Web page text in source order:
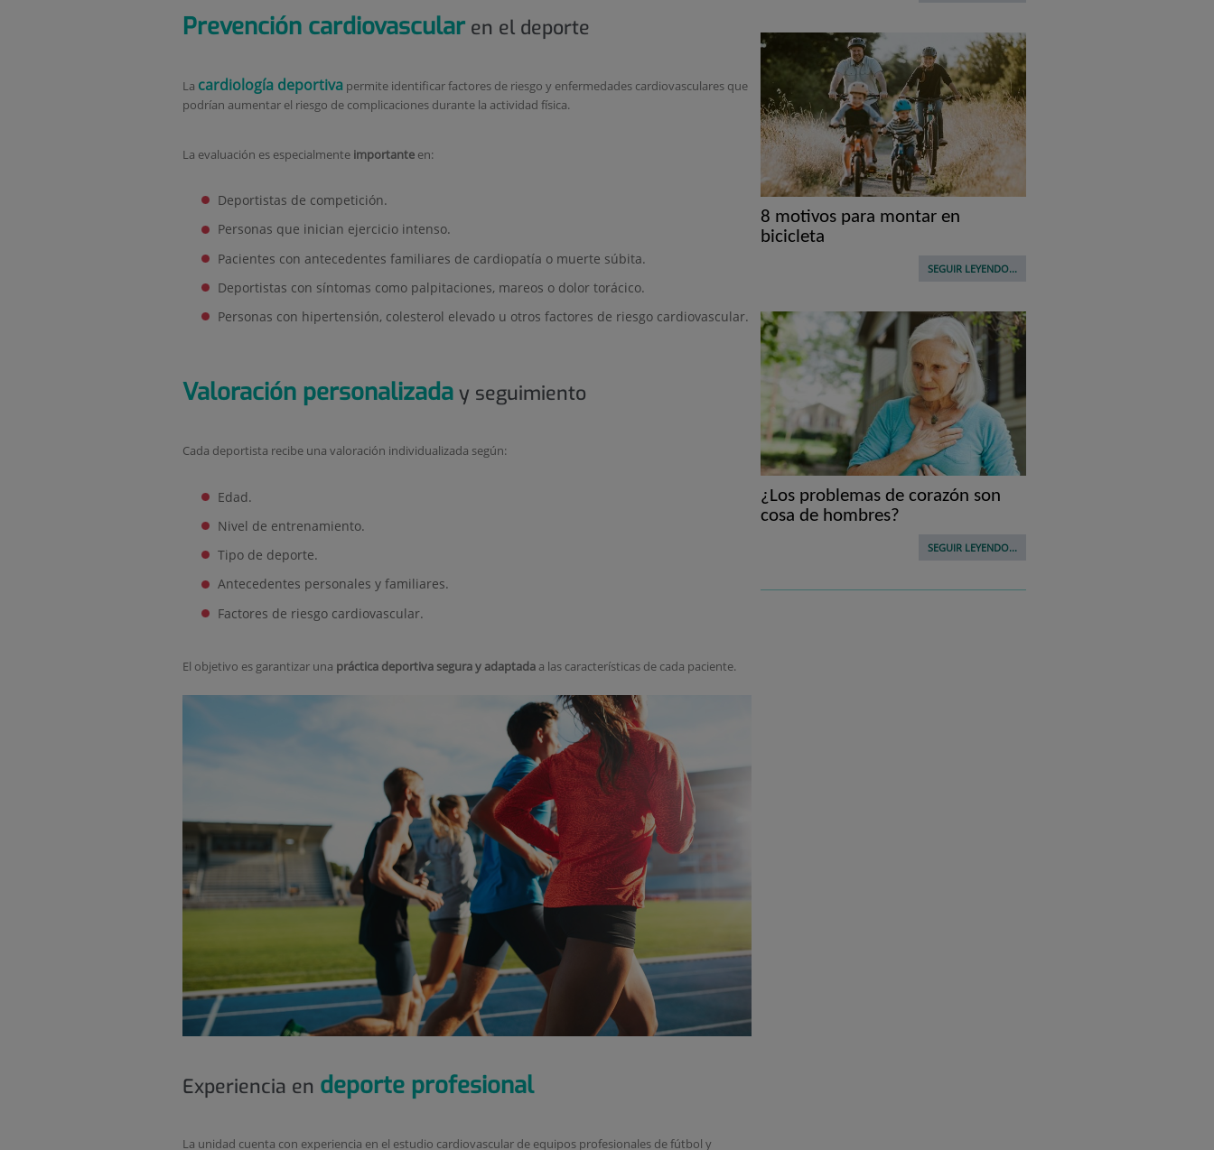
Prevención cardiovascular en el deporte
La cardiología deportiva permite identificar factores de riesgo y enfermedades cardiovasculares que
podrían aumentar el riesgo de complicaciones durante la actividad física.
La evaluación es especialmente importante en:
Deportistas de competición.
Personas que inician ejercicio intenso.
Pacientes con antecedentes familiares de cardiopatía o muerte súbita.
Deportistas con síntomas como palpitaciones, mareos o dolor torácico.
Personas con hipertensión, colesterol elevado u otros factores de riesgo cardiovascular.
Valoración personalizada y seguimiento
Cada deportista recibe una valoración individualizada según:
Edad.
Nivel de entrenamiento.
Tipo de deporte.
Antecedentes personales y familiares.
Factores de riesgo cardiovascular.
El objetivo es garantizar una práctica deportiva segura y adaptada a las características de cada paciente.
Experiencia en deporte profesional
La unidad cuenta con experiencia en el estudio cardiovascular de equipos profesionales de fútbol y
8 motivos para montar en
bicicleta
SEGUIR LEYENDO...
¿Los problemas de corazón son
cosa de hombres?
SEGUIR LEYENDO...